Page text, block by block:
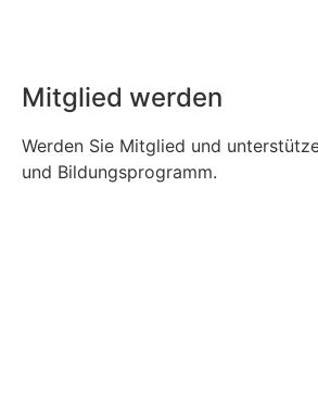
Mitglied werden
Werden Sie Mitglied und
und Bildungsprogramm.